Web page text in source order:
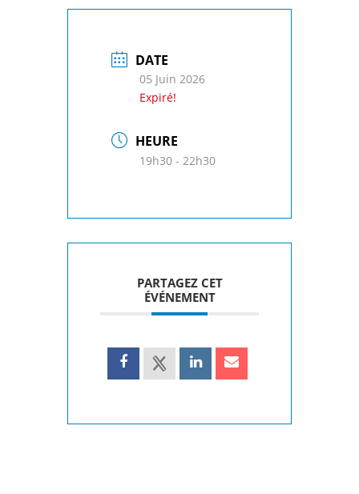
DATE
05 Juin 2026
Expiré!
HEURE
19h30 - 22h30
PARTAGEZ CET
ÉVÉNEMENT